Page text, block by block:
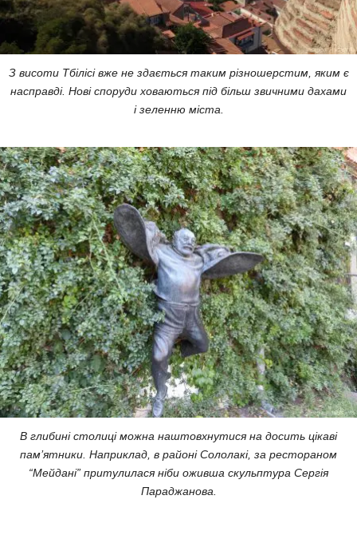
З висоти Тбілісі вже не здається таким різношерстим, яким є
насправді. Нові споруди ховаються під більш звичними дахами
і зеленню міста.
В глибині столиці можна наштовхнутися на досить цікаві
пам’ятники. Наприклад, в районі Сололакі, за рестораном
“Мейдані” притулилася ніби оживша скульптура Сергія
Параджанова.